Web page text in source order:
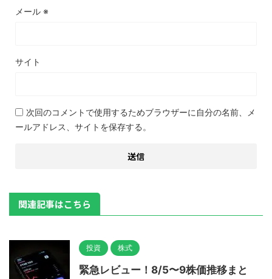
メール ※
サイト
次回のコメントで使用するためブラウザーに自分の名前、メ
ールアドレス、サイトを保存する。
関連記事はこちら
投資 株式
緊急レビュー！8/5〜9株価推移まと